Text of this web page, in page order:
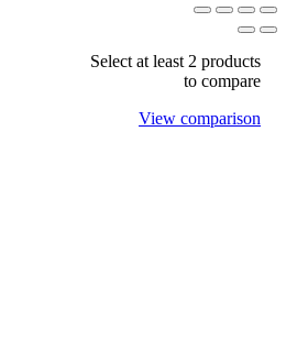
Select at least 2 products
to compare
View comparison